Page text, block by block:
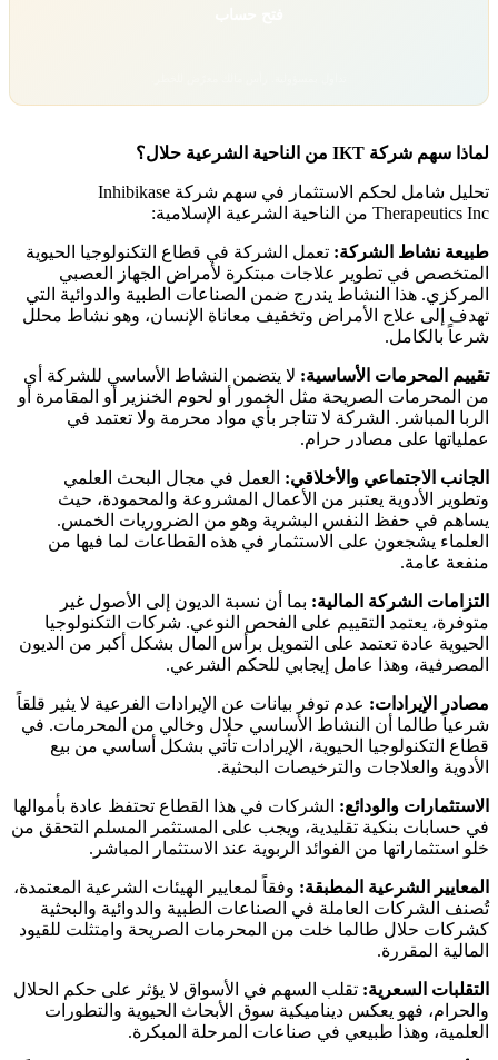
لماذا سهم شركة IKT من الناحية الشرعية حلال؟
تحليل شامل لحكم الاستثمار في سهم شركة Inhibikase
Therapeutics Inc من الناحية الشرعية الإسلامية:
طبيعة نشاط الشركة:تعمل الشركة في قطاع التكنولوجيا الحيوية
المتخصص في تطوير علاجات مبتكرة لأمراض الجهاز العصبي
المركزي. هذا النشاط يندرج ضمن الصناعات الطبية والدوائية التي
تهدف إلى علاج الأمراض وتخفيف معاناة الإنسان، وهو نشاط محلل
شرعاً بالكامل.
تقييم المحرمات الأساسية:لا يتضمن النشاط الأساسي للشركة أي
من المحرمات الصريحة مثل الخمور أو لحوم الخنزير أو المقامرة أو
الربا المباشر. الشركة لا تتاجر بأي مواد محرمة ولا تعتمد في
عملياتها على مصادر حرام.
الجانب الاجتماعي والأخلاقي:العمل في مجال البحث العلمي
وتطوير الأدوية يعتبر من الأعمال المشروعة والمحمودة، حيث
يساهم في حفظ النفس البشرية وهو من الضروريات الخمس.
العلماء يشجعون على الاستثمار في هذه القطاعات لما فيها من
منفعة عامة.
التزامات الشركة المالية:بما أن نسبة الديون إلى الأصول غير
متوفرة، يعتمد التقييم على الفحص النوعي. شركات التكنولوجيا
الحيوية عادة تعتمد على التمويل برأس المال بشكل أكبر من الديون
المصرفية، وهذا عامل إيجابي للحكم الشرعي.
مصادر الإيرادات:عدم توفر بيانات عن الإيرادات الفرعية لا يثير قلقاً
شرعياً طالما أن النشاط الأساسي حلال وخالي من المحرمات. في
قطاع التكنولوجيا الحيوية، الإيرادات تأتي بشكل أساسي من بيع
الأدوية والعلاجات والترخيصات البحثية.
الاستثمارات والودائع:الشركات في هذا القطاع تحتفظ عادة بأموالها
في حسابات بنكية تقليدية، ويجب على المستثمر المسلم التحقق من
خلو استثماراتها من الفوائد الربوية عند الاستثمار المباشر.
المعايير الشرعية المطبقة:وفقاً لمعايير الهيئات الشرعية المعتمدة،
تُصنف الشركات العاملة في الصناعات الطبية والدوائية والبحثية
كشركات حلال طالما خلت من المحرمات الصريحة وامتثلت للقيود
المالية المقررة.
التقلبات السعرية:تقلب السهم في الأسواق لا يؤثر على حكم الحلال
والحرام، فهو يعكس ديناميكية سوق الأبحاث الحيوية والتطورات
العلمية، وهذا طبيعي في صناعات المرحلة المبكرة.